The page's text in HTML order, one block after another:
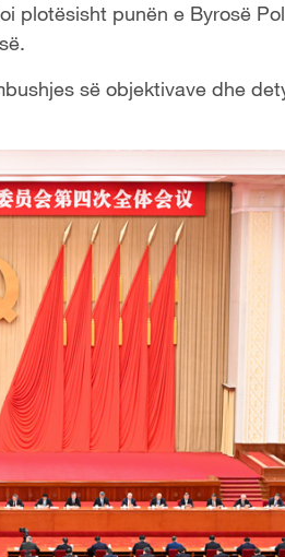
plotësisht punën e Byrosë
së objektivave dhe